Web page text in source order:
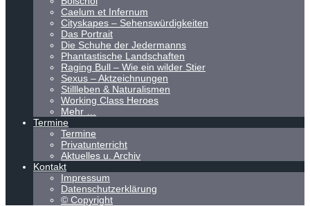
Caelum et Infernum
Cityskapes – Sehenswürdigkeiten
Das Portrait
Die Schuhe der Jedermanns
Phantastische Landschaften
Raging Bull – Wie ein wilder Stier
Sexus – Aktzeichnungen
Stillleben & Naturalismen
Working Class Heroes
Mehr …
Termine
Termine
Privatunterricht
Aktuelles u. Archiv
Kontakt
Impressum
Datenschutzerklärung
© Copyright